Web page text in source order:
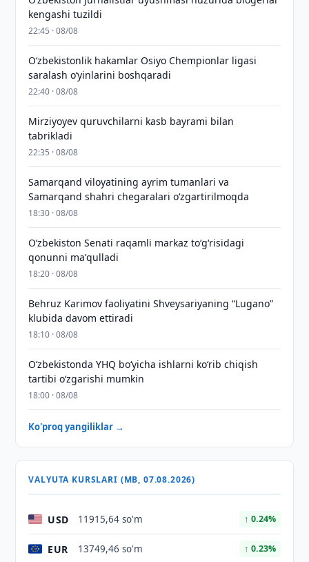
kengashi tuzildi
22:45 · 08/08
O‘zbekistonlik hakamlar Osiyo Chempionlar ligasi
saralash o‘yinlarini boshqaradi
22:40 · 08/08
Mirziyoyev quruvchilarni kasb bayrami bilan
tabrikladi
22:35 · 08/08
Samarqand viloyatining ayrim tumanlari va
Samarqand shahri chegaralari oʻzgartirilmoqda
18:30 · 08/08
Oʻzbekiston Senati raqamli markaz toʻgʻrisidagi
qonunni maʼqulladi
18:20 · 08/08
Behruz Karimov faoliyatini Shveysariyaning “Lugano”
klubida davom ettiradi
18:10 · 08/08
O‘zbekistonda YHQ bo‘yicha ishlarni ko‘rib chiqish
tartibi o‘zgarishi mumkin
18:00 · 08/08
Ko'proq yangiliklar →
VALYUTA KURSLARI (MB, 07.08.2026)
USD 11915,64 so'm ↑ 0.24%
EUR 13749,46 so'm ↑ 0.23%